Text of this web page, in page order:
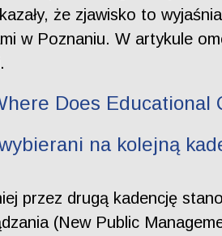
że zjawisko to
w Poznaniu. W artykule
Does Educational
na kolejną
przez drugą kadencję
(New Public